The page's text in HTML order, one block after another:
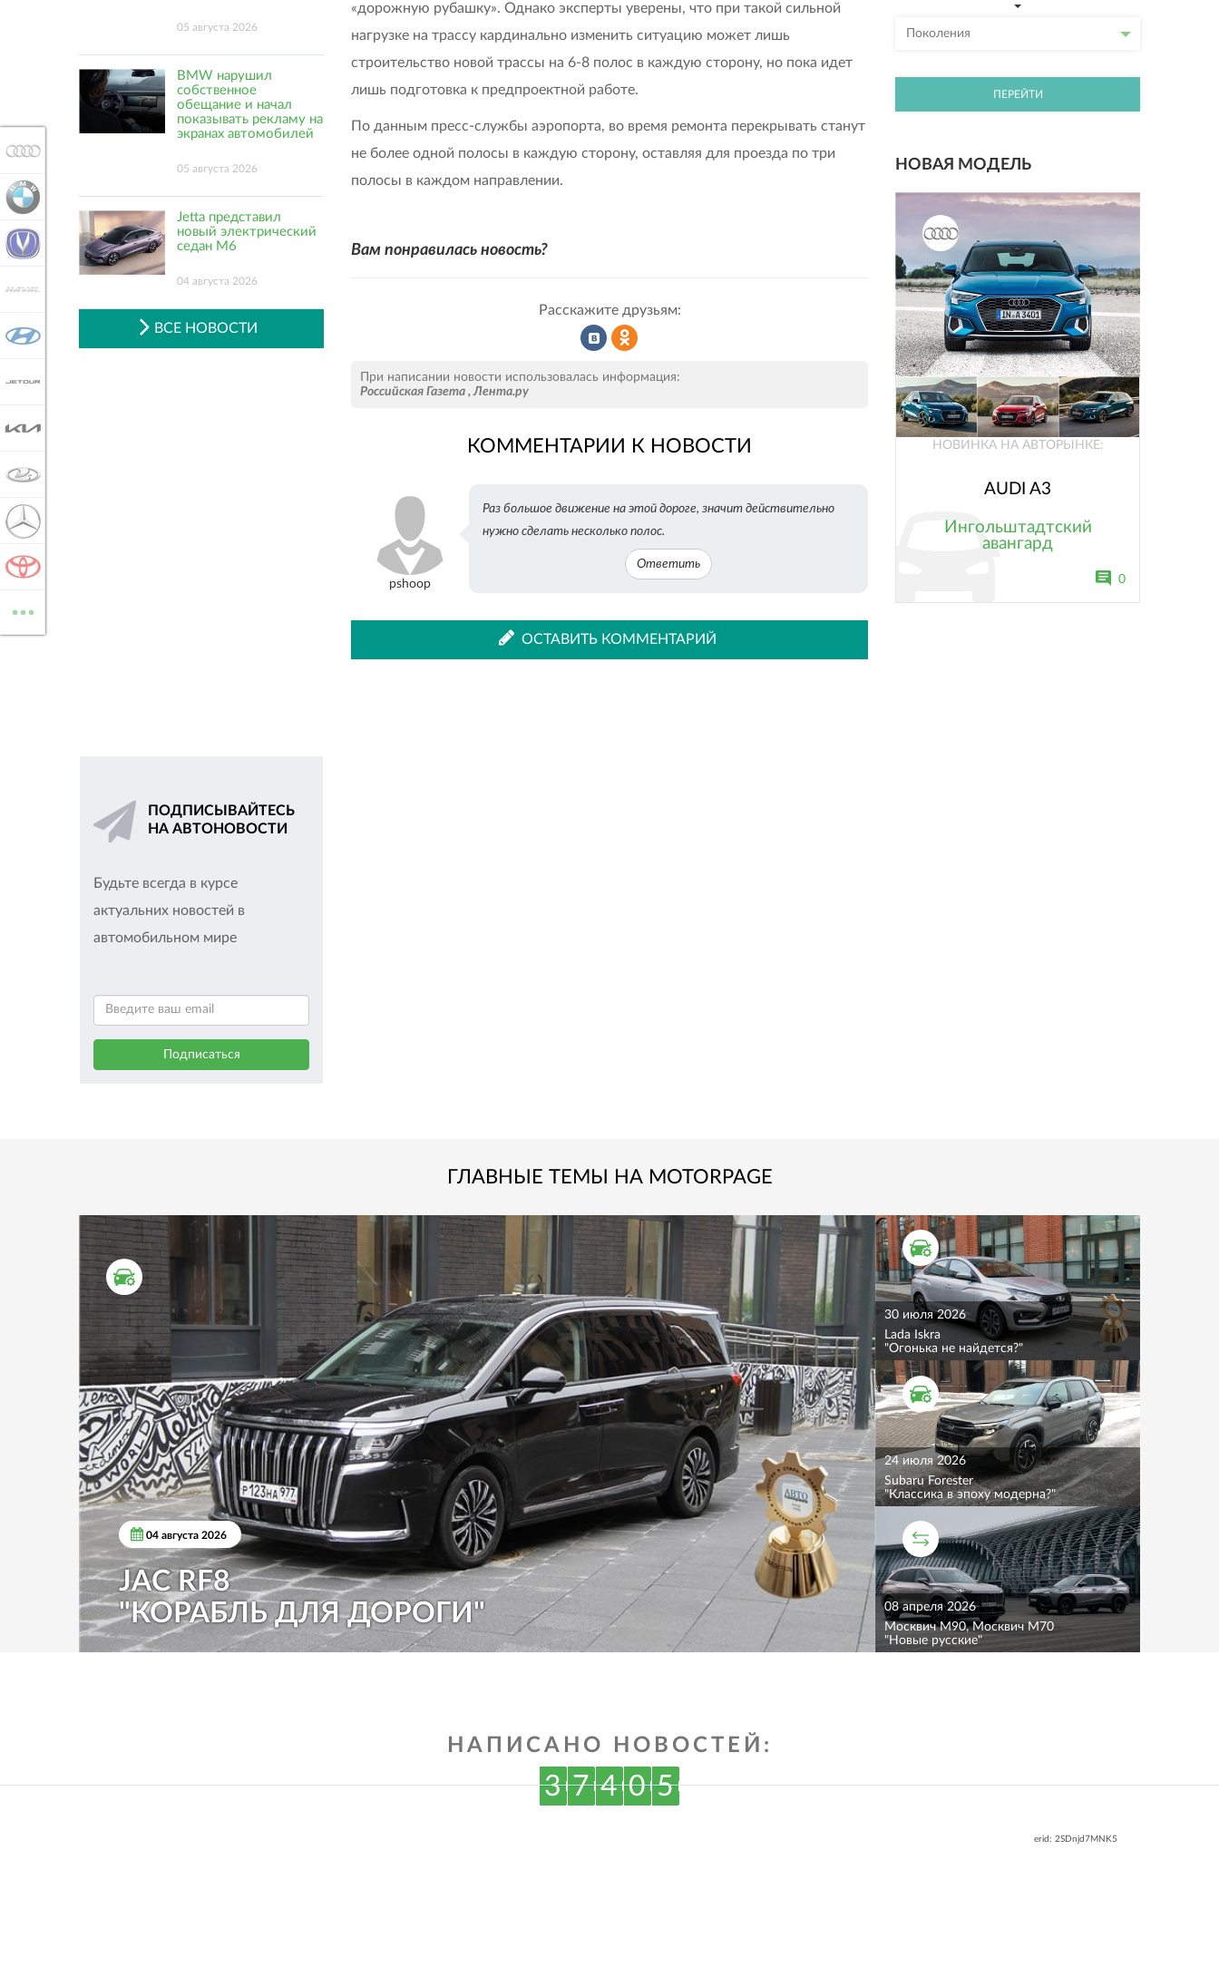
«дорожную рубашку». Однако эксперты уверены, что при такой сильной
нагрузке на трассу кардинально изменить ситуацию может лишь
строительство новой трассы на 6-8 полос в каждую сторону, но пока идет
лишь подготовка к предпроектной работе.
По данным пресс-службы аэропорта, во время ремонта перекрывать станут
не более одной полосы в каждую сторону, оставляя для проезда по три
полосы в каждом направлении.
Вам понравилась новость?
Расскажите друзьям:
во
ВКонтакте
Одноклассниках
При написании новости использовалась информация:
Российская Газета ,Лента.ру
КОММЕНТАРИИ К НОВОСТИ
pshoop
Раз большое движение на этой дороге, значит действительно
нужно сделать несколько полос.
Ответить
ОСТАВИТЬ КОММЕНТАРИЙ
05 августа 2026
BMW нарушил
собственное
обещание и начал
показывать рекламу на
экранах автомобилей
05 августа 2026
Jetta представил
новый электрический
седан M6
04 августа 2026
ВСЕ НОВОСТИ
ПОДПИСЫВАЙТЕСЬ
НА АВТОНОВОСТИ
Будьте всегда в курсе
актуальних новостей в
автомобильном мире
Поколения
ПЕРЕЙТИ
НОВАЯ МОДЕЛЬ
НОВИНКА НА АВТОРЫНКЕ:
AUDI A3
Ингольштадтский
авангард
0
ГЛАВНЫЕ ТЕМЫ НА MOTORPAGE
ТЕСТ ДРАЙВ
04 августа 2026
JAC RF8
"КОРАБЛЬ ДЛЯ ДОРОГИ"
ТЕСТ ДРАЙВ
30 июля 2026
Lada Iskra
"Огонька не найдется?"
ТЕСТ ДРАЙВ
24 июля 2026
Subaru Forester
"Классика в эпоху модерна?"
СРАВНИТЕЛЬНЫЙ ТЕСТ
08 апреля 2026
Москвич M90, Москвич M70
"Новые русские"
НАПИСАНО НОВОСТЕЙ:
3 7 4 0 5
erid: 2SDnjd7MNK5
BMW
CHANGAN
...